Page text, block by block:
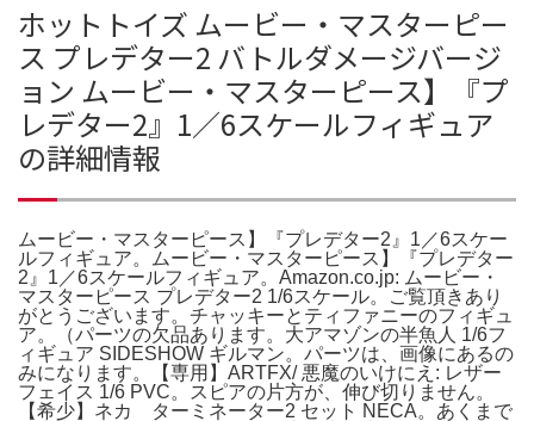
ホットトイズ ムービー・マスターピー
ス プレデター2 バトルダメージバージ
ョン ムービー・マスターピース】『プ
レデター2』1／6スケールフィギュア
の詳細情報
ムービー・マスターピース】『プレデター2』1／6スケー
ルフィギュア。ムービー・マスターピース】『プレデター
2』1／6スケールフィギュア。Amazon.co.jp: ムービー・
マスターピース プレデター2 1/6スケール。ご覧頂きあり
がとうございます。チャッキーとティファニーのフィギュ
ア。（パーツの欠品あります。大アマゾンの半魚人 1/6フ
ィギュア SIDESHOW ギルマン。パーツは、画像にあるの
みになります。【専用】ARTFX/ 悪魔のいけにえ: レザー
フェイス 1/6 PVC。スピアの片方が、伸び切りません。
【希少】ネカ ターミネーター2 セット NECA。あくまで